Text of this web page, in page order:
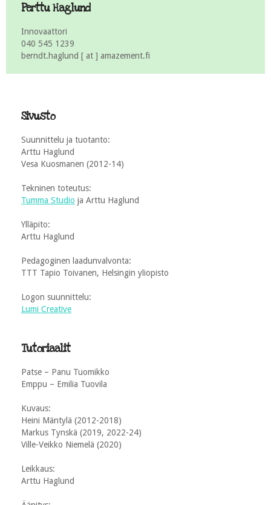
Perttu Haglund
Innovaattori
040 545 1239
berndt.haglund [ at ] amazement.fi
Sivusto
Suunnittelu ja tuotanto:
Arttu Haglund
Vesa Kuosmanen (2012-14)
Tekninen toteutus:
Tumma Studio ja Arttu Haglund
Ylläpito:
Arttu Haglund
Pedagoginen laadunvalvonta:
TTT Tapio Toivanen, Helsingin yliopisto
Logon suunnittelu:
Lumi Creative
Tutoriaalit
Patse – Panu Tuomikko
Emppu – Emilia Tuovila
Kuvaus:
Heini Mäntylä (2012-2018)
Markus Tynskä (2019, 2022-24)
Ville-Veikko Niemelä (2020)
Leikkaus:
Arttu Haglund